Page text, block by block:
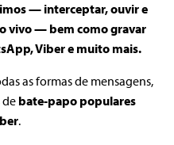
— interceptar, ouvir e
vivo — bem como gravar
Viber e muito mais.
as formas de mensagens,
bate-papo populares
.